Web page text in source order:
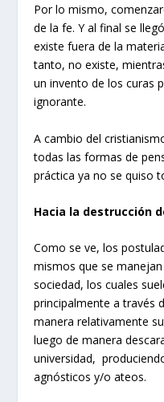
Por lo mismo,
de la fe. Y al final se
existe fuera de la
tanto, no existe,
un invento de los curas
ignorante.
A cambio del
todas las formas de
práctica ya no se quiso
Hacia la destrucción
Como se ve, los
mismos que se
sociedad, los cuales
principalmente a través
manera relativamente
luego de manera
universidad,
agnósticos y/o ateos.